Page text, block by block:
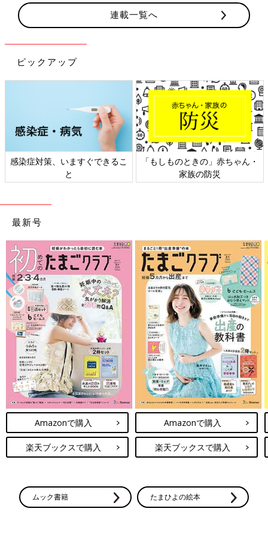
連載一覧へ
ピックアップ
日本外来小児科学会リーフレッ
ト検討会
六星占術 細木かおりさんの人生
相談
最新号
Amazonで購入
楽天ブックスで購入
Amazonで購入
楽天ブックスで購入
ムック書籍 たまひよの絵本